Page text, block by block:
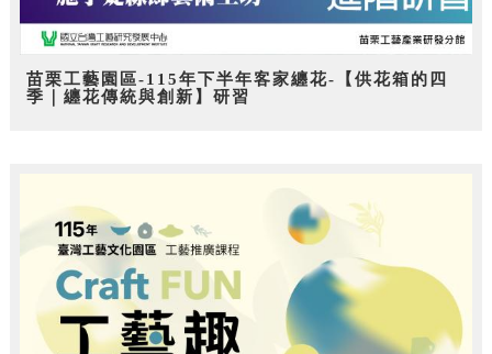
苗栗工藝園區-115年下半年客家纏花-【供花箱的四
季｜纏花傳統與創新】研習